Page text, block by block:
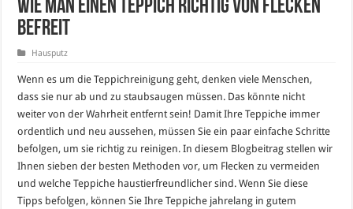
Wie man einen Teppich richtig von Flecken
befreit
Hausputz
Wenn es um die Teppichreinigung geht, denken viele Menschen,
dass sie nur ab und zu staubsaugen müssen. Das könnte nicht
weiter von der Wahrheit entfernt sein! Damit Ihre Teppiche immer
ordentlich und neu aussehen, müssen Sie ein paar einfache Schritte
befolgen, um sie richtig zu reinigen. In diesem Blogbeitrag stellen wir
Ihnen sieben der besten Methoden vor, um Flecken zu vermeiden
und welche Teppiche haustierfreundlicher sind. Wenn Sie diese
Tipps befolgen, können Sie Ihre Teppiche jahrelang in gutem